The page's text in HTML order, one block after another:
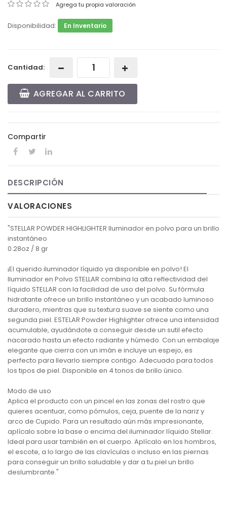
Agrega tu propia valoración
Disponibilidad: En Inventario
Cantidad:
AGREGAR AL CARRITO
Compartir
DESCRIPCIÓN
VALORACIONES
"STELLAR POWDER HIGHLIGHTER Iluminador en polvo para un brillo
instantáneo
0.28oz / 8 gr
¡El querido iluminador líquido ya disponible en polvo! El
Iluminador en Polvo STELLAR combina la alta reflectividad del
líquido STELLAR con la facilidad de uso del polvo. Su fórmula
hidratante ofrece un brillo instantáneo y un acabado luminoso
duradero, mientras que su textura suave se siente como una
segunda piel. ESTELAR Powder Highlighter ofrece una intensidad
acumulable, ayudándote a conseguir desde un sutil efecto
nacarado hasta un efecto radiante y húmedo. Con un embalaje
elegante que cierra con un imán e incluye un espejo, es
perfecto para llevarlo siempre contigo. Adecuado para todos
los tipos de piel. Disponible en 4 tonos de brillo único.
Modo de uso
Aplica el producto con un pincel en las zonas del rostro que
quieres acentuar, como pómulos, ceja, puente de la nariz y
arco de Cupido. Para un resultado aún más impresionante,
aplícalo sobre la base o encima del iluminador líquido Stellar.
Ideal para usar también en el cuerpo. Aplícalo en los hombros,
el escote, a lo largo de las clavículas o incluso en las piernas
para conseguir un brillo saludable y dar a tu piel un brillo
deslumbrante."